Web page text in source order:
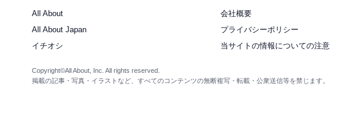
All About
All About Japan
イチオシ
会社概要
プライバシーポリシー
当サイトの情報についての注意
Copyright©All About, Inc. All rights reserved.
掲載の記事・写真・イラストなど、すべてのコンテンツの無断複写・転載・公衆送信等を禁じます。